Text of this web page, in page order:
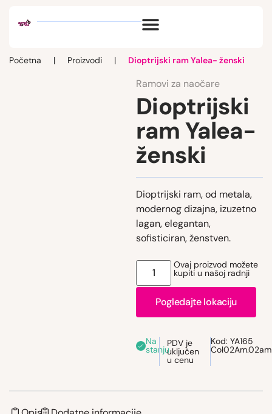
Početna | Proizvodi | Dioptrijski ram Yalea- ženski
Ramovi za naočare
Dioptrijski
ram Yalea-
ženski
Dioptrijski ram, od metala,
modernog dizajna, izuzetno
lagan, elegantan,
sofisticiran, ženstven.
Ovaj proizvod možete
kupiti u našoj radnji
Pogledajte lokaciju
Na
stanju
PDV je
uključen
u cenu
Kod:YA165
Col02Am.02am